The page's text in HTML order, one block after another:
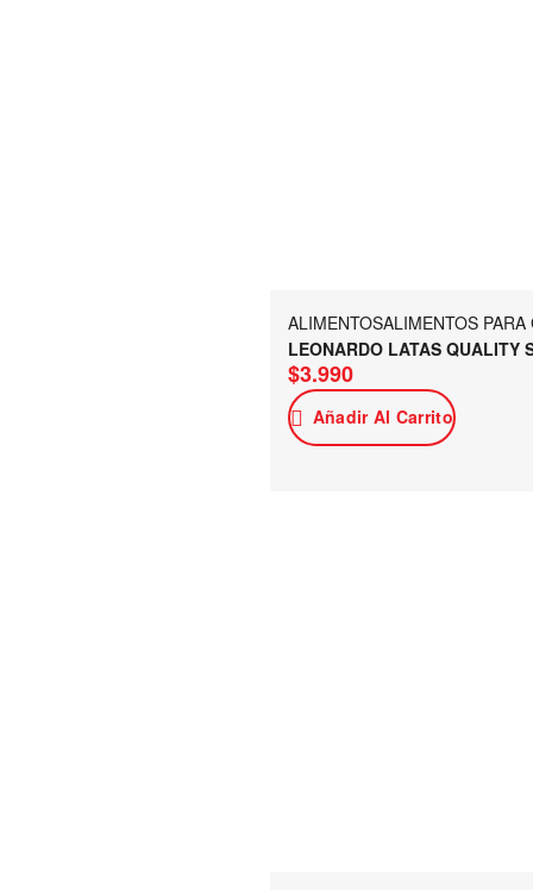
ALIMENTOSALIMENTOS PARA
LEONARDO LATAS QUALITY
$3.990
Añadir Al Carrito